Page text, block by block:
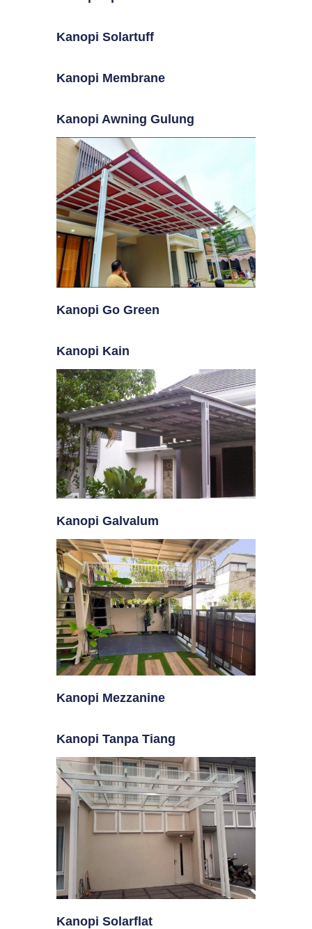
Kanopi Solartuff
Kanopi Membrane
Kanopi Awning Gulung
Kanopi Go Green
Kanopi Kain
Kanopi Galvalum
Kanopi Mezzanine
Kanopi Tanpa Tiang
Kanopi Solarflat